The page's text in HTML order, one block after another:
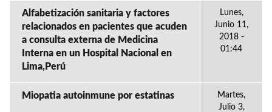
Alfabetización sanitaria y factores
relacionados en pacientes que acuden
a consulta externa de Medicina
Interna en un Hospital Nacional en
Lima,Perú
Lunes,
Junio 11,
2018 -
01:44
Miopatia autoinmune por estatinas
Martes,
Julio 3,